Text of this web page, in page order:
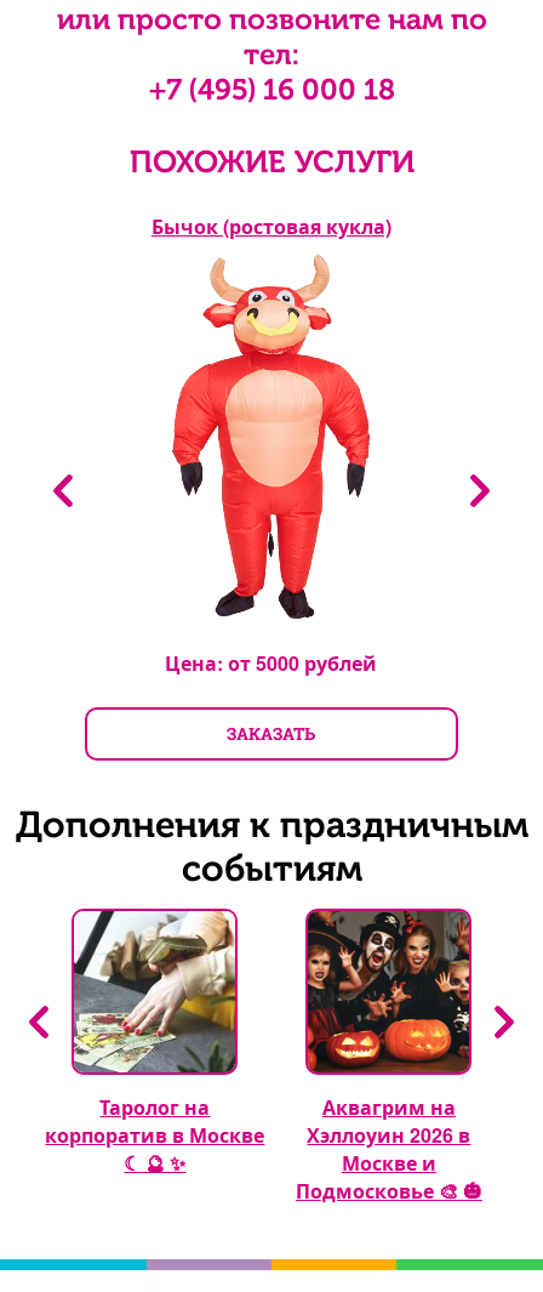
или просто позвоните нам по
тел:
+7 (495) 16 000 18
ПОХОЖИЕ УСЛУГИ
Бычок (ростовая кукла)
Цена: от5000 рублей
ЗАКАЗАТЬ
Дополнения к праздничным
событиям
Таролог на
корпоратив в Москве
☾ 🔮 ✨
Аквагрим на
Хэллоуин 2026 в
Москве и
Подмосковье 🎨 🎃